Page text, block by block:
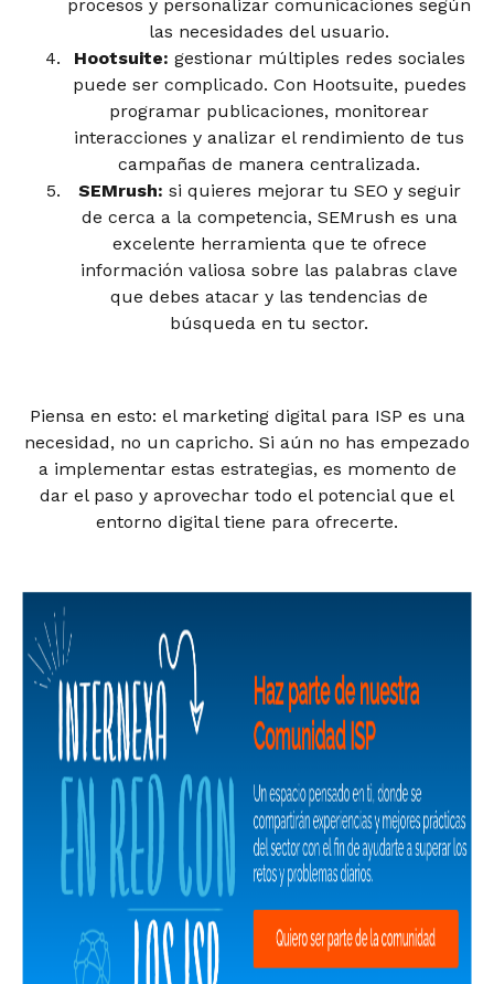
procesos y personalizar comunicaciones según
las necesidades del usuario.
Hootsuite: gestionar múltiples redes sociales
puede ser complicado. Con Hootsuite, puedes
programar publicaciones, monitorear
interacciones y analizar el rendimiento de tus
campañas de manera centralizada.
SEMrush: si quieres mejorar tu SEO y seguir
de cerca a la competencia, SEMrush es una
excelente herramienta que te ofrece
información valiosa sobre las palabras clave
que debes atacar y las tendencias de
búsqueda en tu sector.
Piensa en esto: el marketing digital para ISP es una
necesidad, no un capricho. Si aún no has empezado
a implementar estas estrategias, es momento de
dar el paso y aprovechar todo el potencial que el
entorno digital tiene para ofrecerte.